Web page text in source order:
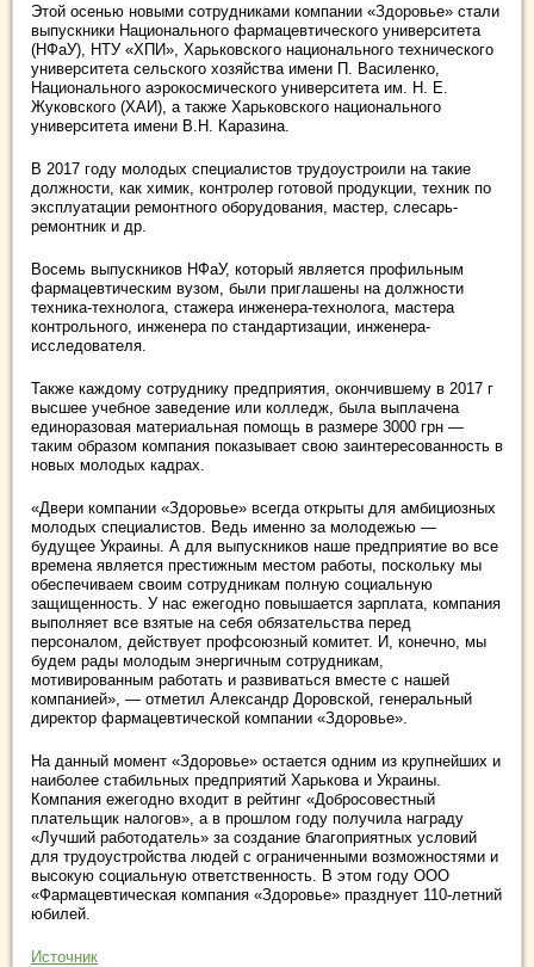
Этой осенью новыми сотрудниками компании «Здоровье» стали
выпускники Национального фармацевтического университета
(НФаУ), НТУ «ХПИ», Харьковского национального технического
университета сельского хозяйства имени П. Василенко,
Национального аэрокосмического университета им. Н. Е.
Жуковского (ХАИ), а также Харьковского национального
университета имени В.Н. Каразина.
В 2017 году молодых специалистов трудоустроили на такие
должности, как химик, контролер готовой продукции, техник по
эксплуатации ремонтного оборудования, мастер, слесарь-
ремонтник и др.
Восемь выпускников НФаУ, который является профильным
фармацевтическим вузом, были приглашены на должности
техника-технолога, стажера инженера-технолога, мастера
контрольного, инженера по стандартизации, инженера-
исследователя.
Также каждому сотруднику предприятия, окончившему в 2017 г
высшее учебное заведение или колледж, была выплачена
единоразовая материальная помощь в размере 3000 грн —
таким образом компания показывает свою заинтересованность в
новых молодых кадрах.
«Двери компании «Здоровье» всегда открыты для амбициозных
молодых специалистов. Ведь именно за молодежью —
будущее Украины. А для выпускников наше предприятие во все
времена является престижным местом работы, поскольку мы
обеспечиваем своим сотрудникам полную социальную
защищенность. У нас ежегодно повышается зарплата, компания
выполняет все взятые на себя обязательства перед
персоналом, действует профсоюзный комитет. И, конечно, мы
будем рады молодым энергичным сотрудникам,
мотивированным работать и развиваться вместе с нашей
компанией», — отметил Александр Доровской, генеральный
директор фармацевтической компании «Здоровье».
На данный момент «Здоровье» остается одним из крупнейших и
наиболее стабильных предприятий Харькова и Украины.
Компания ежегодно входит в рейтинг «Добросовестный
плательщик налогов», а в прошлом году получила награду
«Лучший работодатель» за создание благоприятных условий
для трудоустройства людей с ограниченными возможностями и
высокую социальную ответственность. В этом году ООО
«Фармацевтическая компания «Здоровье» празднует 110-летний
юбилей.
Источник